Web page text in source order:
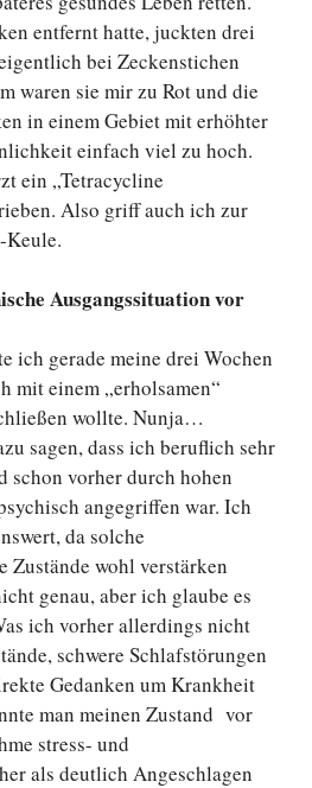
entfernt hatte, juckten drei
bei Zeckenstichen
waren sie mir zu Rot und die
in einem Gebiet mit erhöhter
einfach viel zu hoch.
ein „Tetracycline
Also griff auch ich zur
Keule.
Ausgangssituation vor
ich gerade meine drei Wochen
mit einem „erholsamen“
wollte. Nunja…
sagen, dass ich beruflich sehr
schon vorher durch hohen
angegriffen war. Ich
da solche
Zustände wohl verstärken
genau, aber ich glaube es
ich vorher allerdings nicht
schwere Schlafstörungen
Gedanken um Krankheit
man meinen Zustand vor
stress- und
als deutlich Angeschlagen